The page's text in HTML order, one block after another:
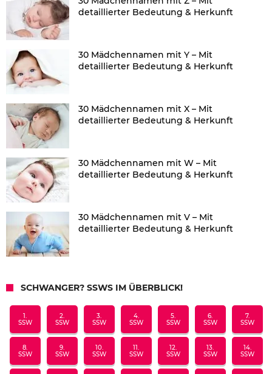
detaillierter Bedeutung & Herkunft
30 Mädchennamen mit Y – Mit
detaillierter Bedeutung & Herkunft
30 Mädchennamen mit X – Mit
detaillierter Bedeutung & Herkunft
30 Mädchennamen mit W – Mit
detaillierter Bedeutung & Herkunft
30 Mädchennamen mit V – Mit
detaillierter Bedeutung & Herkunft
SCHWANGER? SSWS IM ÜBERBLICK!
1.
SSW
2.
SSW
3.
SSW
4.
SSW
5.
SSW
6.
SSW
7.
SSW
8.
SSW
9.
SSW
10.
SSW
11.
SSW
12.
SSW
13.
SSW
14.
SSW